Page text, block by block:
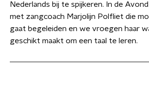
Nederlands bij te spijkeren. In de
met zangcoach Marjolijn Polfliet die
gaat begeleiden en we vroegen haar
geschikt maakt om een taal te leren.